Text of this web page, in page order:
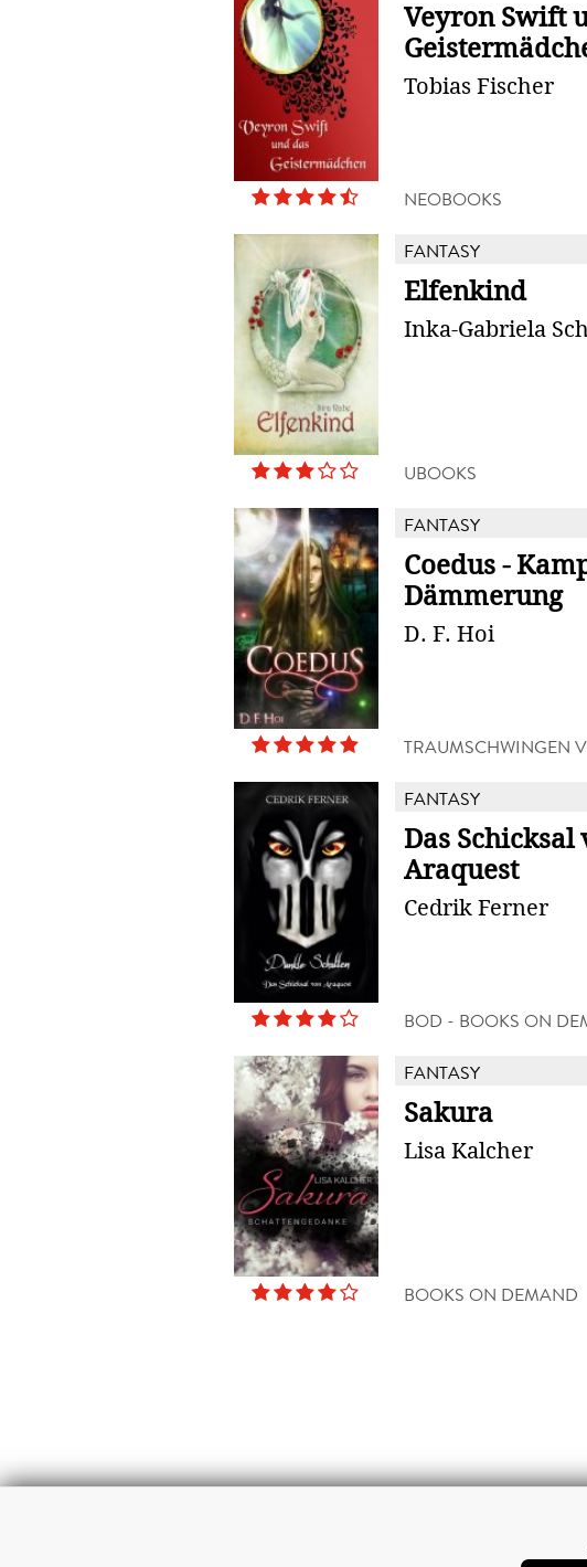
Veyron Swift
Tobias Fischer
NEOBOOKS
FANTASY
Elfenkind
Inka-Gabriela
UBOOKS
FANTASY
Coedus -
Dämmerung
D. F. Hoi
TRAUMSCHWINGEN
FANTASY
Das Schicksal
Araquest
Cedrik Ferner
BOD - BOOKS ON
FANTASY
Sakura
Lisa Kalcher
BOOKS ON DEMAND